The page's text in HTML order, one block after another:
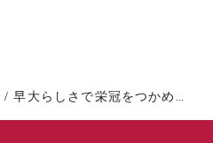
早大らしさで栄冠をつかめ！／インカレ展望